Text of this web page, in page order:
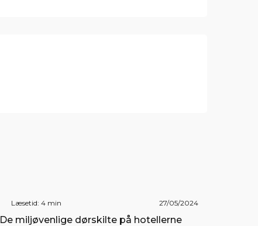
Læsetid: 4 min 27/05/2024
De miljøvenlige dørskilte på hotellerne